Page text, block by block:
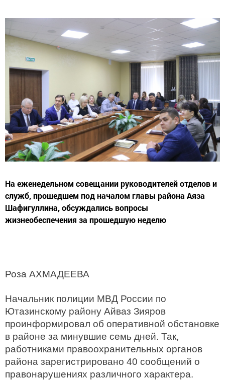
На еженедельном совещании руководителей отделов и
служб, прошедшем под началом главы района Аяза
Шафигуллина, обсуждались вопросы
жизнеобеспечения за прошедшую неделю
Роза АХМАДЕЕВА
Начальник полиции МВД России по
Ютазинскому району Айваз Зияров
проинформировал об оперативной обстановке
в районе за минувшие семь дней. Так,
работниками правоохранительных органов
района зарегистрировано 40 сообщений о
правонарушениях различного характера.